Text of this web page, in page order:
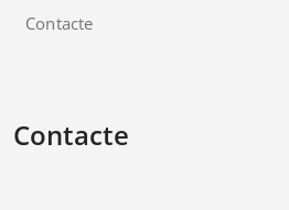
Contacte
Contacte